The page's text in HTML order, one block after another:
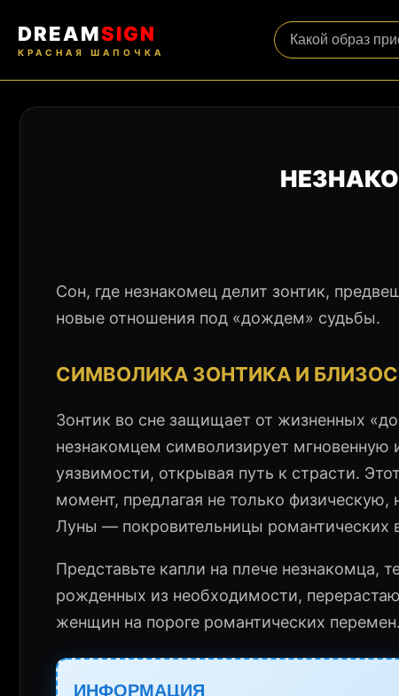
DREAMSIGN
КРАСНАЯ ШАПОЧКА
Сон, где незнакомец делит зонтик,
новые отношения под «дождем» судьбы.
СИМВОЛИКА ЗОНТИКА И
Зонтик во сне защищает от жизненных
незнакомцем символизирует
уязвимости, открывая путь к страсти.
момент, предлагая не только
Луны — покровительницы романтических
Представьте капли на плече незнакомца,
рожденных из необходимости,
женщин на пороге романтических перемен.
ИНФОРМАЦИЯ